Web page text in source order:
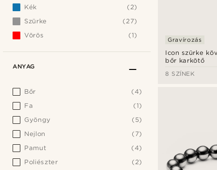
Icon szürke
bőr karkötő
Gravírozás
8 SZÍNEK
Kék
(2)
Szürke
(27)
Vörös
(1)
ANYAG
Bőr
(4)
Fa
(1)
Gyöngy
(5)
Nejlon
(7)
Pamut
(4)
Poliészter
(2)